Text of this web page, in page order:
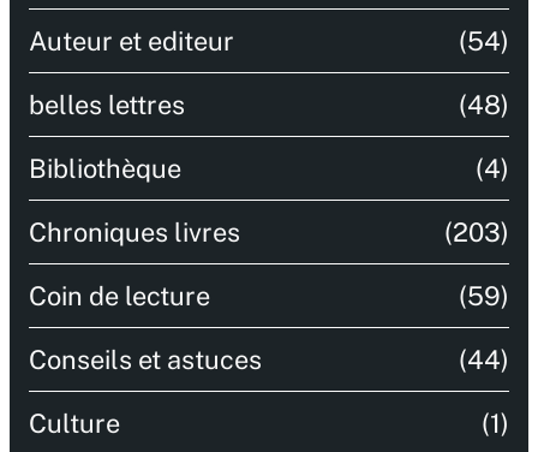
Auteur et editeur (54)
belles lettres (48)
Bibliothèque (4)
Chroniques livres (203)
Coin de lecture (59)
Conseils et astuces (44)
Culture (1)